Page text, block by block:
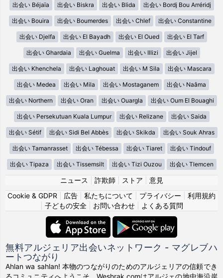
出会い Béjaïa 出会い Biskra 出会い Blida 出会い Bordj Bou Arréridj
出会い Bouira 出会い Boumerdes 出会い Chlef 出会い Constantine
出会い Djelfa 出会い El Bayadh 出会い El Oued 出会い El Tarf
出会い Ghardaia 出会い Guelma 出会い Illizi 出会い Jijel
出会い Khenchela 出会い Laghouat 出会い M Sila 出会い Mascara
出会い Medea 出会い Mila 出会い Mostaganem 出会い Naâma
出会い Northern 出会い Oran 出会い Ouargla 出会い Oum El Bouaghi
出会い Persekutuan Kuala Lumpur 出会い Relizane 出会い Saida
出会い Sétif 出会い Sidi Bel Abbès 出会い Skikda 出会い Souk Ahras
出会い Tamanrasset 出会い Tébessa 出会い Tiaret 出会い Tindouf
出会い Tipaza 出会い Tissemsilt 出会い Tizi Ouzou 出会い Tlemcen
ニュース 詐欺師 ストア
意見
Cookie & GDPR
広告 私たちについて プライバシー
利用規約
子どもの安全| お問い合わせ| よくある質問
無料アルジェリア出会いネットワーク - マグレブハ
ートつながり
Ahlan wa sahlan! 本物のつながりのためのアルジェリアの信頼でき
るコミュニティへようこそ。Weshrak.comはアルジェの地中海沿岸